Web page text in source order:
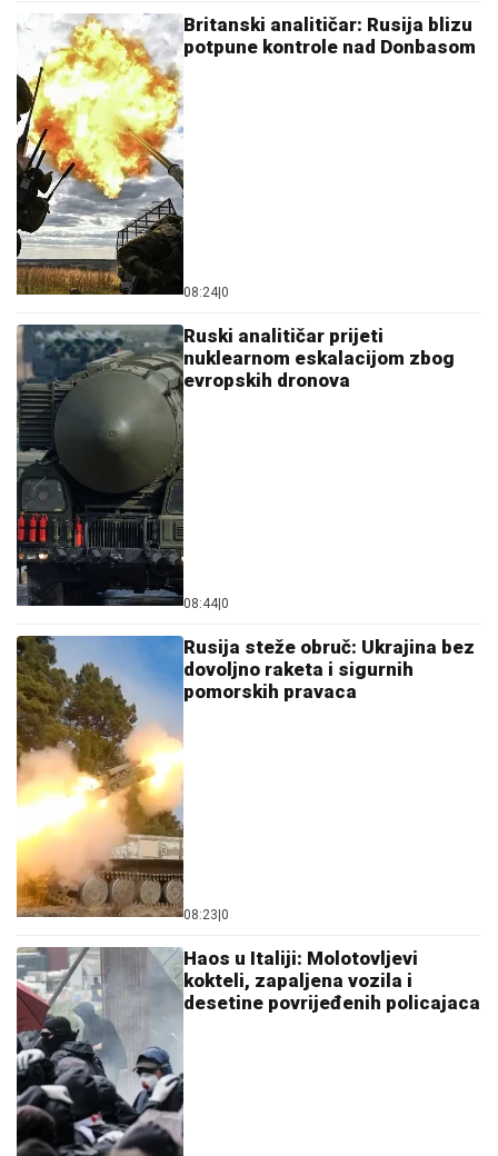
Britanski analitičar: Rusija blizu
potpune kontrole nad Donbasom
08:24|0
Ruski analitičar prijeti
nuklearnom eskalacijom zbog
evropskih dronova
08:44|0
Rusija steže obruč: Ukrajina bez
dovoljno raketa i sigurnih
pomorskih pravaca
08:23|0
Haos u Italiji: Molotovljevi
kokteli, zapaljena vozila i
desetine povrijeđenih policajaca